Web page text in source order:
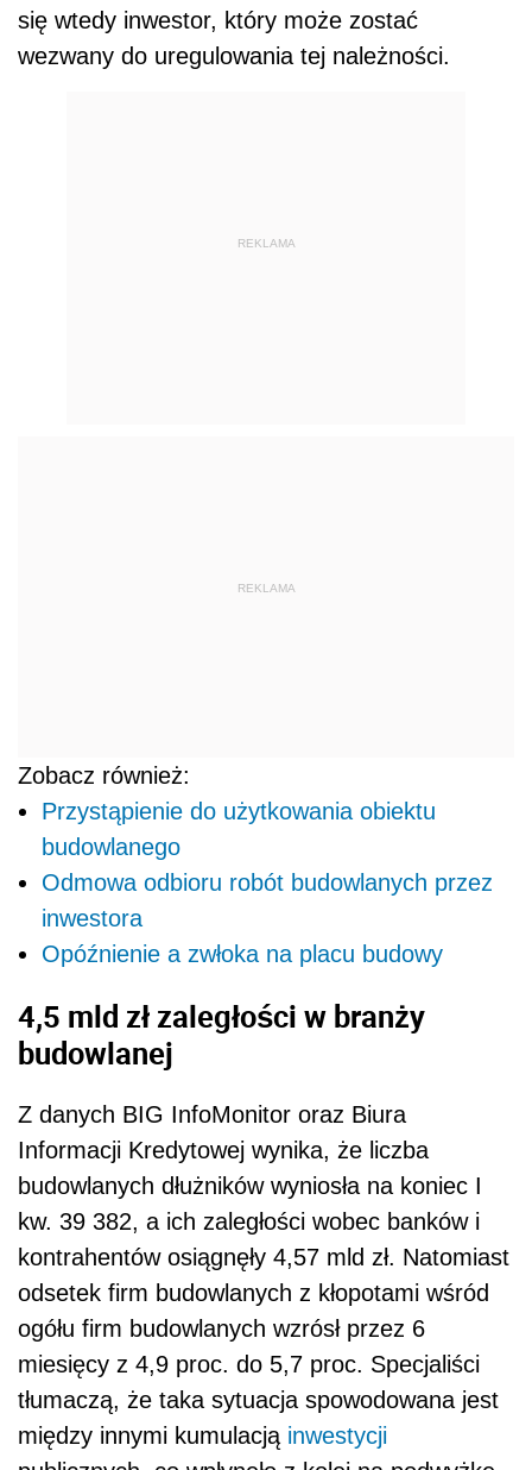
się wtedy inwestor, który może zostać
wezwany do uregulowania tej należności.
REKLAMA
REKLAMA
Zobacz również:
Przystąpienie do użytkowania obiektu
budowlanego
Odmowa odbioru robót budowlanych przez
inwestora
Opóźnienie a zwłoka na placu budowy
4,5 mld zł zaległości w branży
budowlanej
Z danych BIG InfoMonitor oraz Biura
Informacji Kredytowej wynika, że liczba
budowlanych dłużników wyniosła na koniec I
kw. 39 382, a ich zaległości wobec banków i
kontrahentów osiągnęły 4,57 mld zł. Natomiast
odsetek firm budowlanych z kłopotami wśród
ogółu firm budowlanych wzrósł przez 6
miesięcy z 4,9 proc. do 5,7 proc. Specjaliści
tłumaczą, że taka sytuacja spowodowana jest
między innymi kumulacją inwestycji